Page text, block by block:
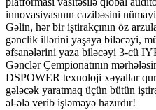
innovasiyasının cazibəsini
Gəlin, hər bir iştirakçının öz
gənclik illərini yaşaya biləcəyi,
əfsanələrini yaza biləcəyi 3-cü
Gənclər Çempionatının
DSPOWER texnoloji xəyallar
gələcək yaratmaq üçün bütün
əl-ələ verib işləməyə hazırdır!